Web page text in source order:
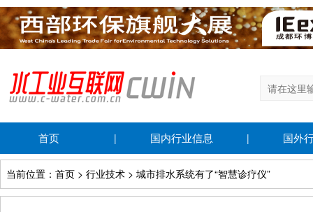
首页 | 国内行业信息 | 国外
当前位置：首页 > 行业技术 > 城市排水系统有了“智慧诊疗仪”